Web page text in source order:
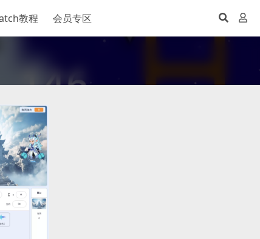
教程 会员专区